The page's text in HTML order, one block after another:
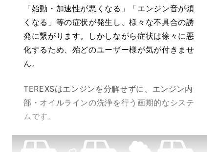
「始動・加速性が悪くなる」「エンジン音が煩
くなる」等の症状が発生し、様々な不具合の誘
発に繋がります。しかしながら症状は徐々に悪
化するため、殆どのユーザー様が気が付きませ
ん。
TEREXSはエンジンを分解せずに、エンジン内
部・オイルラインの洗浄を行う画期的なシステ
ムです。